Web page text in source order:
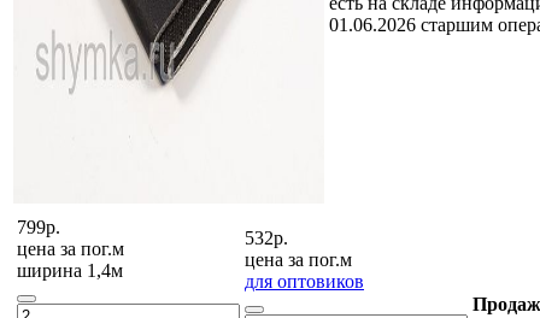
01.06.2026 старшим
799р.
цена за пог.м
ширина 1,4м
532р.
цена за пог.м
для оптовиков